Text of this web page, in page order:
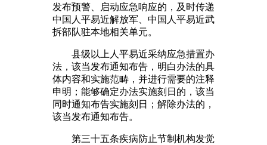
发布预警、启动应急响应的，及时传递
中国人平易近解放军、中国人平易近武
拆部队驻本地相关单元。
县级以上人平易近采纳应急措置办
法，该当发布通知布告，明白办法的具
体内容和实施范畴，并进行需要的注释
申明；能够确定办法实施刻日的，该当
同时通知布告实施刻日；解除办法的，
该当发布通知布告。
第三十五条疾病防止节制机构发觉